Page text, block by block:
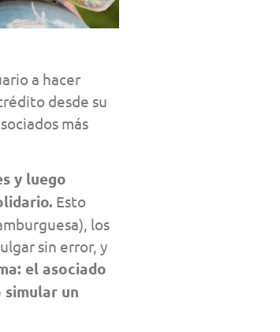
a hacer
desde su
más
y luego
Esto
los
sin error, y
el asociado
un